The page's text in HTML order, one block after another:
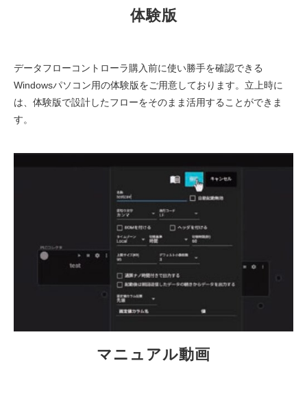
体験版
データフローコントローラ購入前に使い勝手を確認できる
Windowsパソコン用の体験版をご用意しております。立上時に
は、体験版で設計したフローをそのまま活用することができま
す。
マニュアル動画